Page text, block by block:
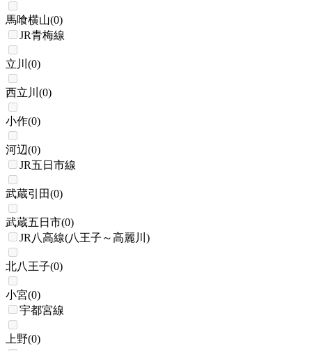
馬喰横山(0)
JR青梅線
立川 (0)
西立川 (0)
小作(0)
河辺(0)
JR五日市線
武蔵引田(0)
武蔵五日市(0)
JR八高線(八王子～高麗川)
北八王子(0)
小宮(0)
宇都宮線
上野(0)